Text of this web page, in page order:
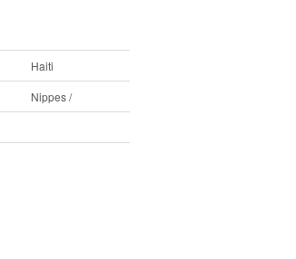
Haiti
Nippes /